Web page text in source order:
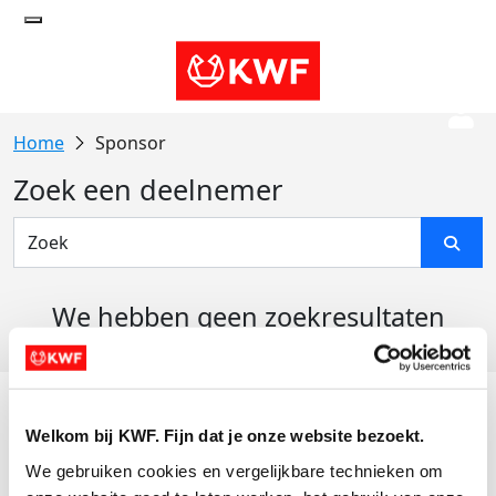
Welkom bij KWF. Fijn dat je onze website bezoekt.
We gebruiken cookies en vergelijkbare technieken om
Sponsor
Zoek een deelnemer
We hebben geen zoekresultaten
Actiematerialen
Evenementen